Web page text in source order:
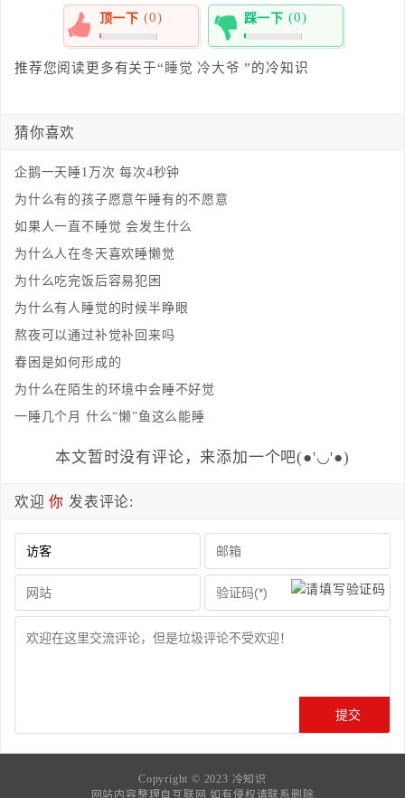
顶一下 (0)
0%
踩一下 (0)
0%
推荐您阅读更多有关于“ 睡觉 冷大爷 ”的冷知识
猜你喜欢
企鹅一天睡1万次 每次4秒钟
为什么有的孩子愿意午睡有的不愿意
如果人一直不睡觉 会发生什么
为什么人在冬天喜欢睡懒觉
为什么吃完饭后容易犯困
为什么有人睡觉的时候半睁眼
熬夜可以通过补觉补回来吗
春困是如何形成的
为什么在陌生的环境中会睡不好觉
一睡几个月 什么“懒”鱼这么能睡
本文暂时没有评论，来添加一个吧(●'◡'●)
欢迎你 发表评论:
Copyright © 2023 冷知识
网站内容整理自互联网 如有侵权请联系删除